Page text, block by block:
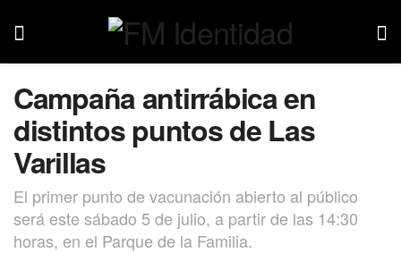
Campaña antirrábica en
distintos puntos de Las
Varillas
El primer punto de vacunación abierto al público
será este sábado 5 de julio, a partir de las 14:30
horas, en el Parque de la Familia.